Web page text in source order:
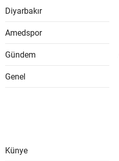
Diyarbakır
Amedspor
Gündem
Genel
Künye